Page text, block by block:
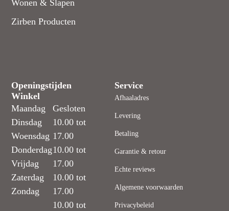
Wonen & Slapen
Zirben Producten
Openingstijden
Winkel
Maandag
Dinsdag
Woensdag
Donderdag
Vrijdag
Zaterdag
Zondag
Gesloten
10.00 tot
17.00
10.00 tot
17.00
10.00 tot
17.00
10.00 tot
Service
Afhaaladres
Levering
Betaling
Garantie & retour
Echte reviews
Algemene voorwaarden
Privacybeleid